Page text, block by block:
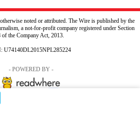
noted or attributed. The Wire is published by the
a not-for-profit company registered under Section
of the Company Act, 2013.
U74140DL2015NPL285224
- POWERED BY -